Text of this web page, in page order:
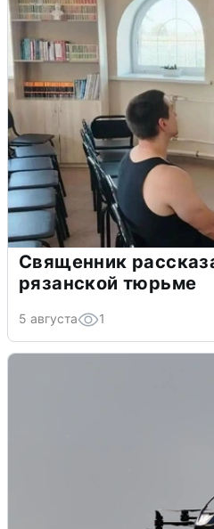
Священник
рязанской тюрьме
5 августа 1